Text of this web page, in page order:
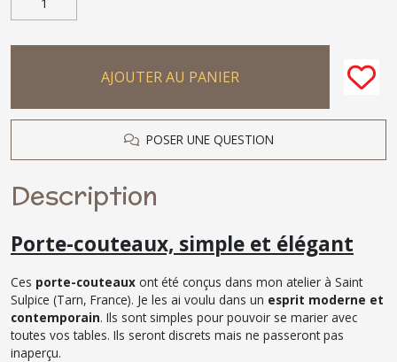
AJOUTER AU PANIER
POSER UNE QUESTION
Description
Porte-couteaux, simple et élégant
Ces porte-couteaux ont été conçus dans mon atelier à Saint
Sulpice (Tarn, France). Je les ai voulu dans un esprit moderne et
contemporain. Ils sont simples pour pouvoir se marier avec
toutes vos tables. Ils seront discrets mais ne passeront pas
inaperçu.